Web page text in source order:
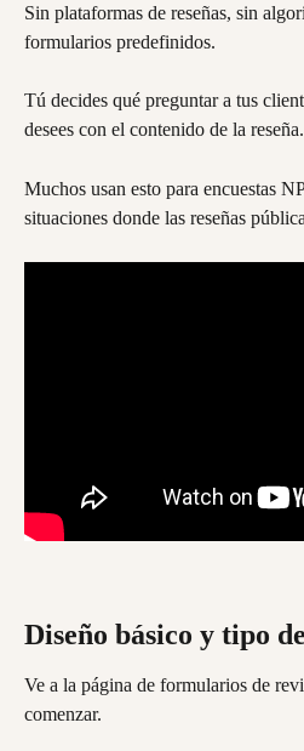
Sin plataformas de reseñas, sin
formularios predefinidos.
Tú decides qué preguntar a tus
desees con el contenido de la reseña.
Muchos usan esto para encuestas
situaciones donde las reseñas
Diseño básico y tipo
Ve a la página de formularios de
comenzar.